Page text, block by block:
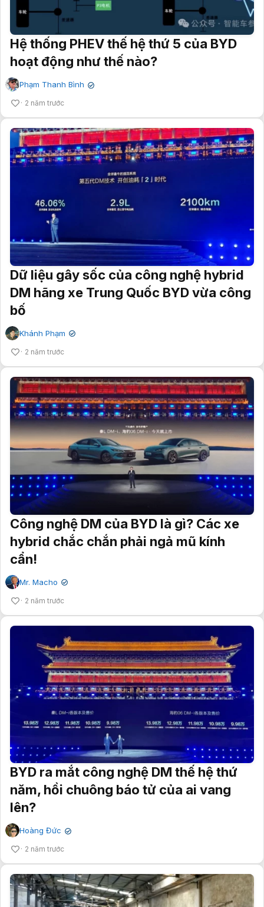
Hệ thống PHEV thế hệ thứ 5 của BYD
hoạt động như thế nào?
Phạm Thanh Bình ✔
2 năm trước
Dữ liệu gây sốc của công nghệ hybrid
DM hãng xe Trung Quốc BYD vừa công
bố
Khánh Phạm ✔
2 năm trước
Công nghệ DM của BYD là gì? Các xe
hybrid chắc chắn phải ngả mũ kính
cẩn!
Mr. Macho ✔
2 năm trước
BYD ra mắt công nghệ DM thế hệ thứ
năm, hồi chuông báo tử của ai vang
lên?
Hoàng Đức ✔
2 năm trước